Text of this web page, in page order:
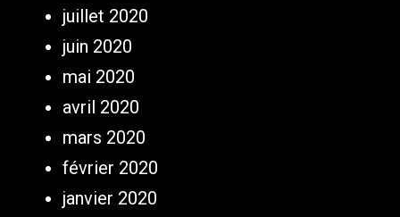
juillet 2020
juin 2020
mai 2020
avril 2020
mars 2020
février 2020
janvier 2020